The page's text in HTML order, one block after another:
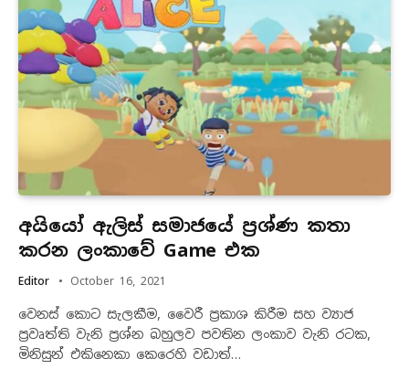
අයියෝ ඇලිස් සමාජයේ ප්‍රශ්ණ කතා
කරන ලංකාවේ Game එක
Editor October 16, 2021
වෙනස් කොට සැලකීම, වෛරී ප්‍රකාශ කිරීම සහ ව්‍යාජ
ප්‍රවෘත්ති වැනි ප්‍රශ්න බහුලව පවතින ලංකාව වැනි රටක,
මිනිසුන් එකිනෙකා කෙරෙහි වඩාත්…